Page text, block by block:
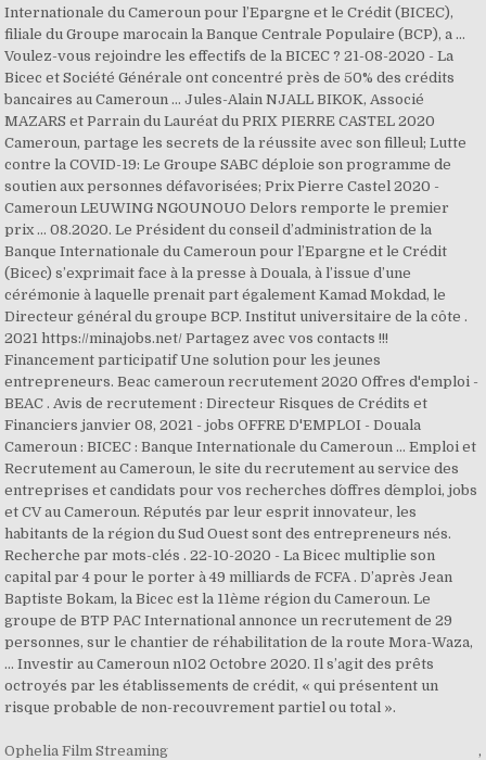
Internationale du Cameroun pour l’Epargne et le Crédit (BICEC),
filiale du Groupe marocain la Banque Centrale Populaire (BCP), a …
Voulez-vous rejoindre les effectifs de la BICEC ? 21-08-2020 - La
Bicec et Société Générale ont concentré près de 50% des crédits
bancaires au Cameroun … Jules-Alain NJALL BIKOK, Associé
MAZARS et Parrain du Lauréat du PRIX PIERRE CASTEL 2020
Cameroun, partage les secrets de la réussite avec son filleul; Lutte
contre la COVID-19: Le Groupe SABC déploie son programme de
soutien aux personnes défavorisées; Prix Pierre Castel 2020 -
Cameroun LEUWING NGOUNOUO Delors remporte le premier
prix ... 08.2020. Le Président du conseil d’administration de la
Banque Internationale du Cameroun pour l’Epargne et le Crédit
(Bicec) s’exprimait face à la presse à Douala, à l’issue d’une
cérémonie à laquelle prenait part également Kamad Mokdad, le
Directeur général du groupe BCP. Institut universitaire de la côte .
2021 https://minajobs.net/ Partagez avec vos contacts !!!
Financement participatif Une solution pour les jeunes
entrepreneurs. Beac cameroun recrutement 2020 Offres d'emploi -
BEAC . Avis de recrutement : Directeur Risques de Crédits et
Financiers janvier 08, 2021 - jobs OFFRE D'EMPLOI - Douala
Cameroun : BICEC : Banque Internationale du Cameroun … Emploi et
Recrutement au Cameroun, le site du recrutement au service des
entreprises et candidats pour vos recherches d´offres d´emploi, jobs
et CV au Cameroun. Réputés par leur esprit innovateur, les
habitants de la région du Sud Ouest sont des entrepreneurs nés.
Recherche par mots-clés . 22-10-2020 - La Bicec multiplie son
capital par 4 pour le porter à 49 milliards de FCFA . D’après Jean
Baptiste Bokam, la Bicec est la 11ème région du Cameroun. Le
groupe de BTP PAC International annonce un recrutement de 29
personnes, sur le chantier de réhabilitation de la route Mora-Waza,
... Investir au Cameroun n102 Octobre 2020. Il s’agit des prêts
octroyés par les établissements de crédit, « qui présentent un
risque probable de non-recouvrement partiel ou total ».
Ophelia Film Streaming ,